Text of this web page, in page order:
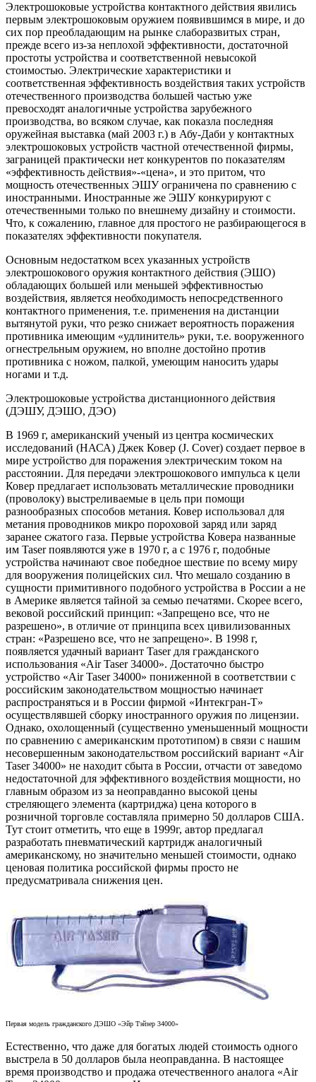
Электрошоковые устройства контактного действия явились
первым электрошоковым оружием появившимся в мире, и до
сих пор преобладающим на рынке слаборазвитых стран,
прежде всего из-за неплохой эффективности, достаточной
простоты устройства и соответственной невысокой
стоимостью. Электрические характеристики и
соответственная эффективность воздействия таких устройств
отечественного производства большей частью уже
превосходят аналогичные устройства зарубежного
производства, во всяком случае, как показла последняя
оружейная выставка (май 2003 г.) в Абу-Даби у контактных
электрошоковых устройств частной отечественной фирмы,
заграницей практически нет конкурентов по показателям
«эффективность действия»-«цена», и это притом, что
мощность отечественных ЭШУ ограничена по сравнению с
иностранными. Иностранные же ЭШУ конкурируют с
отечественными только по внешнему дизайну и стоимости.
Что, к сожалению, главное для простого не разбирающегося в
показателях эффективности покупателя.
Основным недостатком всех указанных устройств
электрошокового оружия контактного действия (ЭШО)
обладающих большей или меньшей эффективностью
воздействия, является необходимость непосредственного
контактного применения, т.е. применения на дистанции
вытянутой руки, что резко снижает вероятность поражения
противника имеющим «удлинитель» руки, т.е. вооруженного
огнестрельным оружием, но вполне достойно против
противника с ножом, палкой, умеющим наносить удары
ногами и т.д.
Электрошоковые устройства дистанционного действия
(ДЭШУ, ДЭШО, ДЭО)
В 1969 г, американский ученый из центра космических
исследований (НАСА) Джек Ковер (J. Cover) создает первое в
мире устройство для поражения электрическим током на
расстоянии. Для передачи электрошокового импульса к цели
Ковер предлагает использовать металлические проводники
(проволоку) выстреливаемые в цель при помощи
разнообразных способов метания. Ковер использовал для
метания проводников микро пороховой заряд или заряд
заранее сжатого газа. Первые устройства Ковера названные
им Taser появляются уже в 1970 г, а с 1976 г, подобные
устройства начинают свое победное шествие по всему миру
для вооружения полицейских сил. Что мешало созданию в
сущности примитивного подобного устройства в России а не
в Америке является тайной за семью печатями. Скорее всего,
вековой российский принцип: «Запрещено все, что не
разрешено», в отличие от принципа всех цивилизованных
стран: «Разрешено все, что не запрещено». В 1998 г,
появляется удачный вариант Taser для гражданского
использования «Air Taser 34000». Достаточно быстро
устройство «Air Taser 34000» пониженной в соответствии с
российским законодательством мощностью начинает
распространяться и в России фирмой «Интекгран-Т»
осуществлявшей сборку иностранного оружия по лицензии.
Однако, охолощенный (существенно уменьшенный мощности
по сравнению с американским прототипом) в связи с нашим
несовершенным законодательством российский вариант «Air
Taser 34000» не находит сбыта в России, отчасти от заведомо
недостаточной для эффективного воздействия мощности, но
главным образом из за неоправданно высокой цены
стреляющего элемента (картриджа) цена которого в
розничной торговле составляла примерно 50 долларов США.
Тут стоит отметить, что еще в 1999г, автор предлагал
разработать пневматический картридж аналогичный
американскому, но значительно меньшей стоимости, однако
ценовая политика российской фирмы просто не
предусматривала снижения цен.
Первая модель гражданского ДЭШО «Эйр Тэйзер 34000»
Естественно, что даже для богатых людей стоимость одного
выстрела в 50 долларов была неоправданна. В настоящее
время производство и продажа отечественного аналога «Air